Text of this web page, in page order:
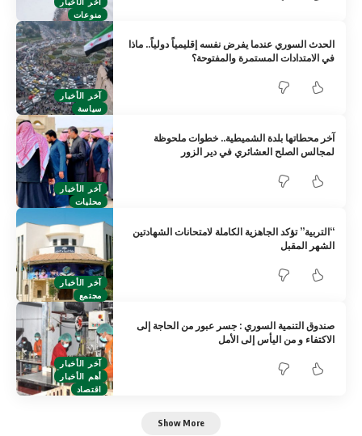
منوعات
آخر الأخبار
سياسة
الحدث السوري عندما يفرض نفسه إقليمياً دولياً.. ماذا
في الامتدادات المستمرة والمفتوحة؟
آخر الأخبار
محليات
آخر محطاتها بلدة الشميطية.. خطوات ملحوظة
لمجالس الصلح العشائري في دير الزور
آخر الأخبار
مجتمع
“التربية” تؤكد الجاهزية الكاملة لامتحانات الشهادتين
الشهر المقبل
آخر الأخبار
أهم الأخبار
اقتصاد
صندوق التنمية السوري : جسر عبور من الحاجة إلى
الاكتفاء و من اليأس إلى الأمل
Show More